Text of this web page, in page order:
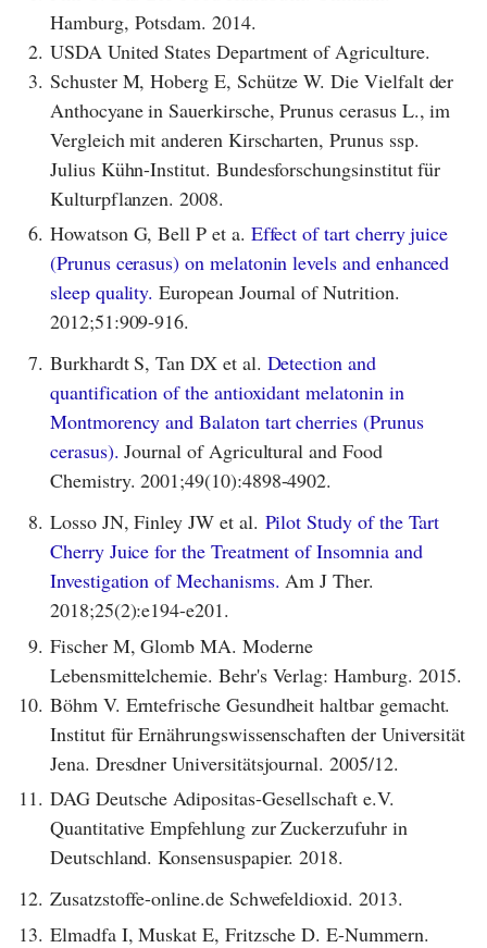
Hamburg, Potsdam. 2014.
2. USDA United States Department of Agriculture.
3. Schuster M, Hoberg E, Schütze W. Die Vielfalt der
Anthocyane in Sauerkirsche, Prunus cerasus L., im
Vergleich mit anderen Kirscharten, Prunus ssp.
Julius Kühn-Institut. Bundesforschungsinstitut für
Kulturpflanzen. 2008.
6. Howatson G, Bell P et a. Effect of tart cherry juice
(Prunus cerasus) on melatonin levels and enhanced
sleep quality. European Journal of Nutrition.
2012;51:909-916.
7. Burkhardt S, Tan DX et al. Detection and
quantification of the antioxidant melatonin in
Montmorency and Balaton tart cherries (Prunus
cerasus). Journal of Agricultural and Food
Chemistry. 2001;49(10):4898-4902.
8. Losso JN, Finley JW et al. Pilot Study of the Tart
Cherry Juice for the Treatment of Insomnia and
Investigation of Mechanisms. Am J Ther.
2018;25(2):e194-e201.
9. Fischer M, Glomb MA. Moderne
Lebensmittelchemie. Behr's Verlag: Hamburg. 2015.
10. Böhm V. Erntefrische Gesundheit haltbar gemacht.
Institut für Ernährungswissenschaften der Universität
Jena. Dresdner Universitätsjournal. 2005/12.
11. DAG Deutsche Adipositas-Gesellschaft e.V.
Quantitative Empfehlung zur Zuckerzufuhr in
Deutschland. Konsensuspapier. 2018.
12. Zusatzstoffe-online.de Schwefeldioxid. 2013.
13. Elmadfa I, Muskat E, Fritzsche D. E-Nummern.